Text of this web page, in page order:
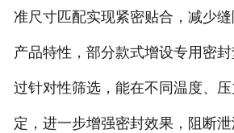
准尺寸匹配实现紧密贴合，减少
产品特性，部分款式增设专用密
过针对性筛选，能在不同温度、
定，进一步增强密封效果，阻断